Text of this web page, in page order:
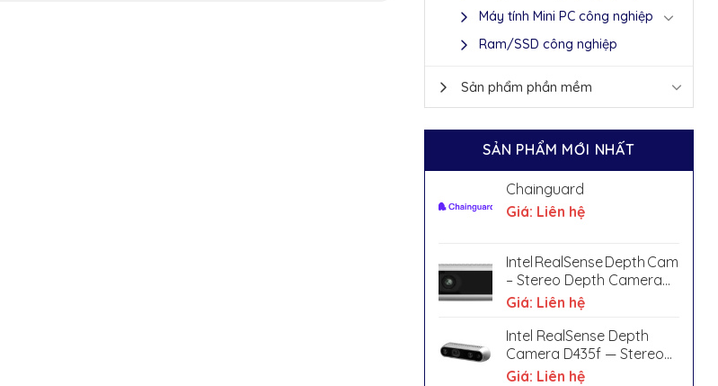
Máy tính Mini PC công nghiệp
Ram/SSD công nghiệp
Sản phẩm phần mềm
SẢN PHẨM MỚI NHẤT
Chainguard
Giá: Liên hệ
Intel RealSense Depth Camera
– Stereo Depth Camera
with IR Pass Filter & IMU
Giá: Liên hệ
Intel RealSense Depth
Camera D435f — Stereo
Depth with IR Pass Filter
Giá: Liên hệ